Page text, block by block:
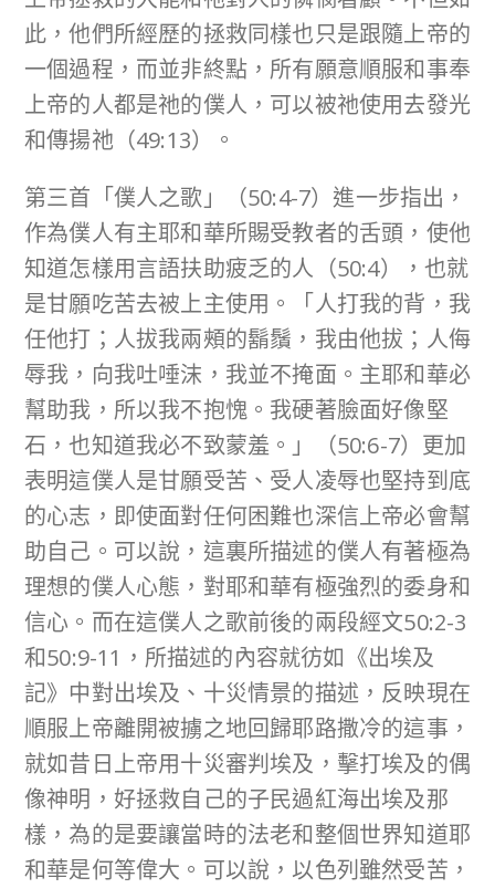
此，他們所經歷的拯救同樣也只是跟隨上帝的
一個過程，而並非終點，所有願意順服和事奉
上帝的人都是祂的僕人，可以被祂使用去發光
和傳揚祂（49:13）。
第三首「僕人之歌」（50:4-7）進一步指出，
作為僕人有主耶和華所賜受教者的舌頭，使他
知道怎樣用言語扶助疲乏的人（50:4），也就
是甘願吃苦去被上主使用。「人打我的背，我
任他打；人拔我兩頰的鬍鬚，我由他拔；人侮
辱我，向我吐唾沫，我並不掩面。主耶和華必
幫助我，所以我不抱愧。我硬著臉面好像堅
石，也知道我必不致蒙羞。」（50:6-7）更加
表明這僕人是甘願受苦、受人凌辱也堅持到底
的心志，即使面對任何困難也深信上帝必會幫
助自己。可以說，這裏所描述的僕人有著極為
理想的僕人心態，對耶和華有極強烈的委身和
信心。而在這僕人之歌前後的兩段經文50:2-3
和50:9-11，所描述的內容就彷如《出埃及
記》中對出埃及、十災情景的描述，反映現在
順服上帝離開被擄之地回歸耶路撒冷的這事，
就如昔日上帝用十災審判埃及，擊打埃及的偶
像神明，好拯救自己的子民過紅海出埃及那
樣，為的是要讓當時的法老和整個世界知道耶
和華是何等偉大。可以說，以色列雖然受苦，